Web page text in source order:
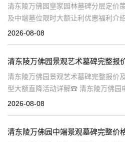
清东陵万佛园皇家园林墓碑分层定价
及中端墓位限时大额让利优惠福利介
陵万佛园电话:400-838-5063清东陵万
2026-08-08
清东陵万佛园景观艺术墓碑完整报价
型大额直降活动详解☎ 清东陵万佛园
838-5063清东陵万佛园，作为中国历
2026-08-08